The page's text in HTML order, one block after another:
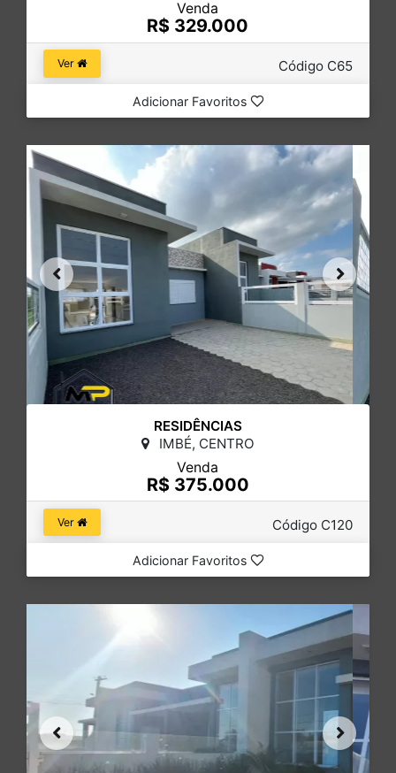
Venda
R$ 329.000
Ver Código C65
Adicionar Favoritos
RESIDÊNCIAS
IMBÉ, CENTRO
Venda
R$ 375.000
Ver Código C120
Adicionar Favoritos